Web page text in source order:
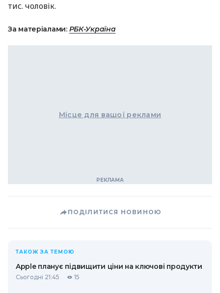
тис. чоловік.
За матеріалами: РБК-Україна
Місце для вашої реклами
ПОДІЛИТИСЯ НОВИНОЮ
ТАКОЖ ЗА ТЕМОЮ
Apple планує підвищити ціни на ключові продукти
Сьогодні 21:45 15